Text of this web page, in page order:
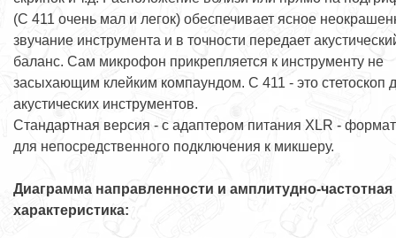
(С 411 очень мал и легок) обеспечивает ясное
звучание инструмента и в точности передает
баланс. Сам микрофон прикрепляется к инструменту не
засыхающим клейким компаундом. С 411 - это стетоскоп
акустических инструментов.
Стандартная версия - с адаптером питания XLR -
для непосредственного подключения к микшеру.
Диаграмма направленности и амплитудно-частотная
характеристика: